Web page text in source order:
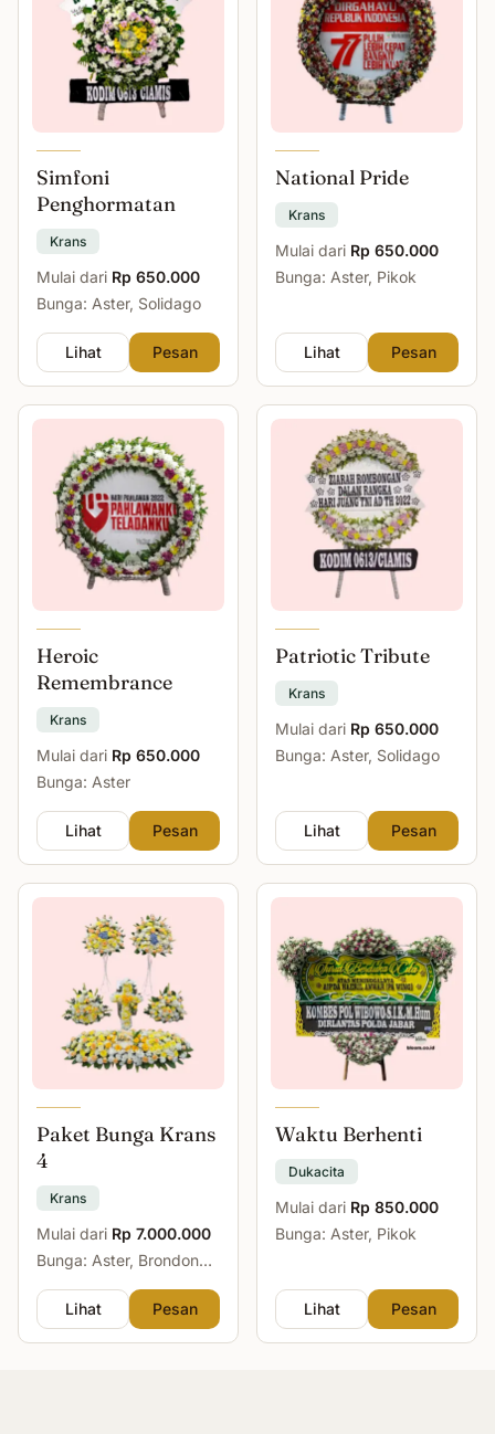
Simfoni
Penghormatan
Krans
Mulai dari Rp 650.000
Bunga: Aster, Solidago
Lihat Pesan
National Pride
Krans
Mulai dari Rp 650.000
Bunga: Aster, Pikok
Lihat Pesan
Heroic
Remembrance
Krans
Mulai dari Rp 650.000
Bunga: Aster
Lihat Pesan
Patriotic Tribute
Krans
Mulai dari Rp 650.000
Bunga: Aster, Solidago
Lihat Pesan
Paket Bunga Krans
4
Krans
Mulai dari Rp 7.000.000
Bunga: Aster, Brondong,
Lihat
Pesan
Waktu Berhenti
Dukacita
Mulai dari Rp 850.000
Bunga: Aster, Pikok
Lihat Pesan